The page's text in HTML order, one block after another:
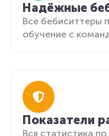
Надёжные
Все бебиситтеры
обучение с
Показатели
Вся статистика